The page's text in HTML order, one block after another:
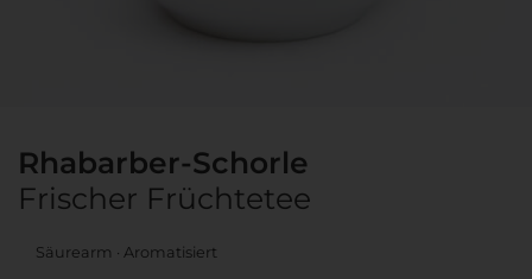
Rhabarber-Schorle
Frischer Früchtetee
Säurearm Aromatisiert